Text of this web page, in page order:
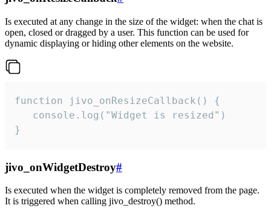
Is executed at any change in the size of the widget: when the chat is
open, closed or dragged by a user. This function can be used for
dynamic displaying or hiding other elements on the website.
function jivo_onResizeCallback() {
   console.log("Widget is resized")
}
jivo_onWidgetDestroy#
Is executed when the widget is completely removed from the page.
It is triggered when calling jivo_destroy() method.